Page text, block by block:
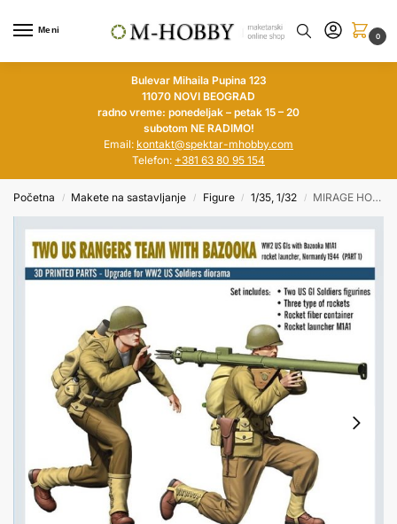
Meni
0
Bulevar Mihaila Pupina 123
11070 NOVI BEOGRAD
radno vreme: ponedeljak – petak 15 – 20
subotom NE RADIMO!
Email: kontakt@spektar-mhobby.com
Telefon: +381 63 80 95 154
Početna / Makete na sastavljanje / Figure / 1/35, 1/32 / MIRAGE HOBBY 1/35 Two US Rangers Team with Bazooka